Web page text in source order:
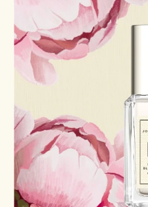
イングリッシュ ぺアー
ジア コロン
English Pear & Freesia
税込
¥12,100
30mL
イングリッシュ ペアー
ト ピー コロン
English Pear & Sweet
税込
¥12,100
30mL
ピオニー ＆ ブラッシュ
コロン
Peony & Blush
¥12,100
30mL
バッグに追加
Silver Birch &
100mL
Wood Sage & Sea Salt
100mL